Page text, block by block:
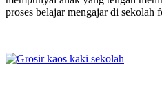
proses belajar mengajar di sekolah